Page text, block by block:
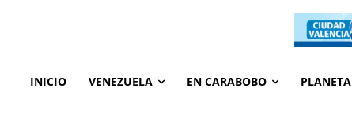
INICIO VENEZUELA EN CARABOBO PLANETA